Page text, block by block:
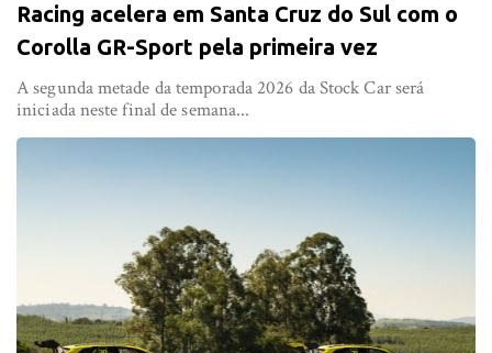
Racing acelera em Santa Cruz do Sul com o
Corolla GR-Sport pela primeira vez
A segunda metade da temporada 2026 da Stock Car será
iniciada neste final de semana...